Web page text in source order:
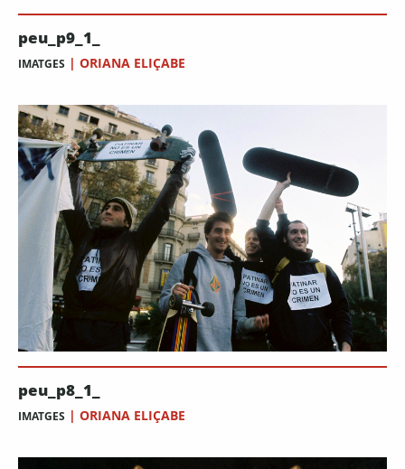
peu_p9_1_
IMATGES | ORIANA ELIÇABE
peu_p8_1_
IMATGES | ORIANA ELIÇABE